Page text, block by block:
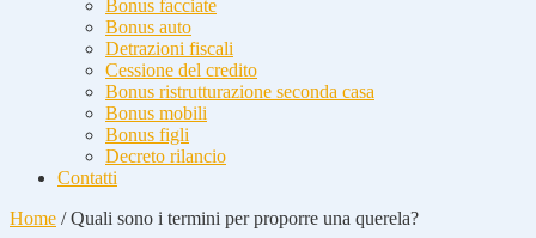
Bonus facciate
Bonus auto
Detrazioni fiscali
Cessione del credito
Bonus ristrutturazione seconda casa
Bonus mobili
Bonus figli
Decreto rilancio
Contatti
Home /Quali sono i termini per proporre una querela?